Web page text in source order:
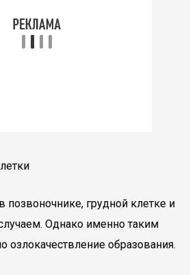
позвоночнике, грудной клетке и
Однако именно таким
озлокачествление образования.